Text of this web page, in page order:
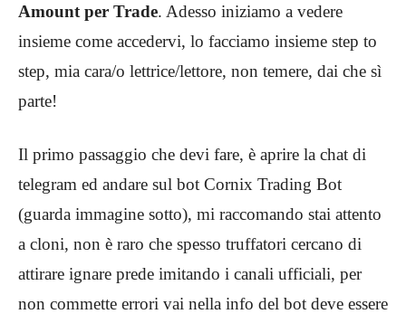
Amount per Trade. Adesso iniziamo a vedere
insieme come accedervi, lo facciamo insieme step to
step, mia cara/o lettrice/lettore, non temere, dai che sì
parte!
Il primo passaggio che devi fare, è aprire la chat di
telegram ed andare sul bot Cornix Trading Bot
(guarda immagine sotto), mi raccomando stai attento
a cloni, non è raro che spesso truffatori cercano di
attirare ignare prede imitando i canali ufficiali, per
non commette errori vai nella info del bot deve essere